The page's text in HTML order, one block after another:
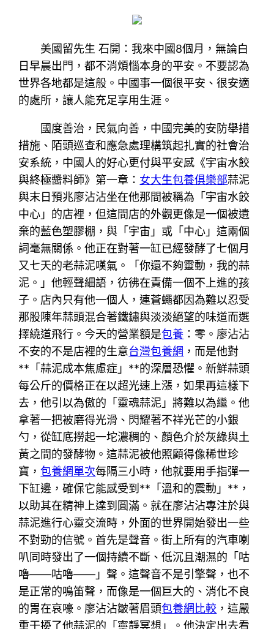
美國留先生 石開：我來中國8個月，無論白
日早晨出門，都不消煩惱本身的平安。不要認為
世界各地都是這般。中國事一個很平安、很安適
的處所，讓人能充足享用生涯。
國度善治，民氣向善，中國完美的安防舉措
措施、陌頭巡查和應急處理構筑起扎實的社會治
安系統，中國人的好心更付與平安感《宇宙水餃
與終極醬料師》第一章： 女大生包養俱樂部蒜泥
與末日預兆廖沾沾坐在他那間被稱為「宇宙水餃
中心」的店裡，但這間店的外觀更像是一個被遺
棄的藍色塑膠棚，與「宇宙」或「中心」這兩個
詞毫無關係。他正在對著一缸已經發酵了七個月
又七天的老蒜泥嘆氣。「你還不夠靈動，我的蒜
泥。」他輕聲細語，彷彿在責備一個不上進的孩
子。店內只有他一個人，連蒼蠅都因為難以忍受
那股陳年蒜頭混合著鐵鏽與淡淡絕望的味道而選
擇繞道飛行。今天的營業額是包養 ：零。廖沾沾
不安的不是店裡的生意台灣包養網 ，而是他對
**「蒜泥成本焦慮症」**的深層恐懼。新鮮蒜頭
每公斤的價格正在以超光速上漲，如果再這樣下
去，他引以為傲的「靈魂蒜泥」將難以為繼。他
拿著一把被磨得光滑、閃耀著不祥光芒的小銀
勺，從缸底撈起一坨濃稠的、顏色介於灰綠與土
黃之間的發酵物。這蒜泥被他照顧得像稀世珍
寶，包養網單次每隔三小時，他就要用手指彈一
下缸邊，確保它能感受到**「溫和的震動」**，
以助其在精神上達到圓滿。就在廖沾沾專注於與
蒜泥進行心靈交流時，外面的世界開始發出一些
不對勁的信號。首先是聲音。街上所有的汽車喇
叭同時發出了一個持續不斷、低沉且潮濕的「咕
嚕——咕嚕——」聲。這聲音不是引擎聲，也不
是正常的鳴笛聲，而像是一個巨大的、消化不良
的胃在哀嚎。廖沾沾皺著眉頭包養網比較 ，這嚴
重干擾了他蒜泥的「寧靜冥想」。他決定出去看